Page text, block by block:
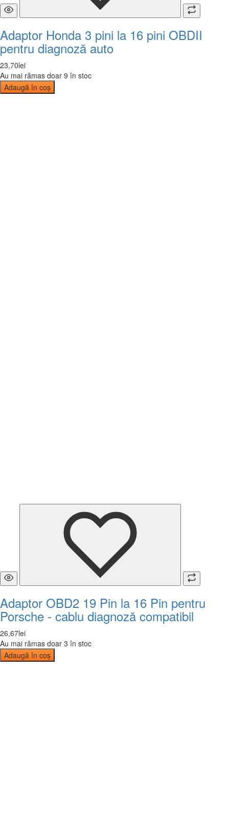
Adaptor Honda 3 pini la 16 pini OBDII
pentru diagnoză auto
23,70lei
Au mai rămas doar 9 în stoc
Adaugă în coș
Adaptor OBD2 19 Pin la 16 Pin pentru
Porsche - cablu diagnoză compatibil
26,67lei
Au mai rămas doar 3 în stoc
Adaugă în coș